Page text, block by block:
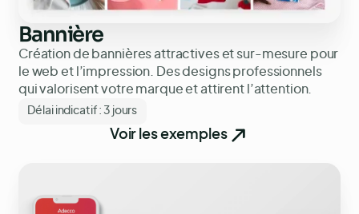
Bannière
Création de bannières attractives et sur-mesure pour
le web et l’impression. Des designs professionnels
qui valorisent votre marque et attirent l’attention.
Délai indicatif :3 jours
Voir les exemples